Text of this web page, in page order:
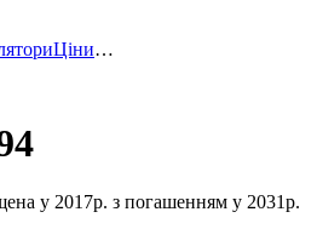
Ціни…
у 2017р. з погашенням у 2031р.